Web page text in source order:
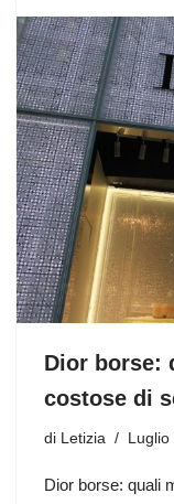
Dior borse:
costose di
di Letizia
Dior borse: quali